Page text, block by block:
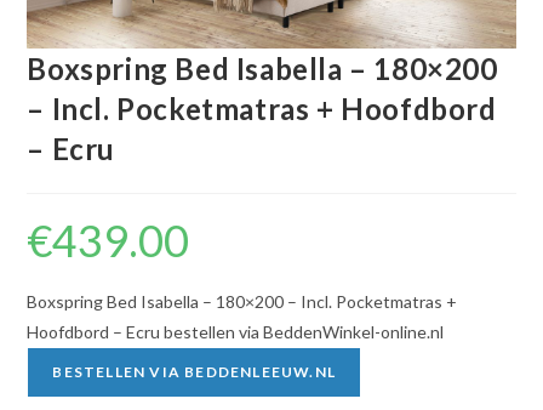
Boxspring Bed Isabella – 180×200
– Incl. Pocketmatras + Hoofdbord
– Ecru
€439.00
Boxspring Bed Isabella – 180×200 – Incl. Pocketmatras +
Hoofdbord – Ecru bestellen via BeddenWinkel-online.nl
BESTELLEN VIA BEDDENLEEUW.NL